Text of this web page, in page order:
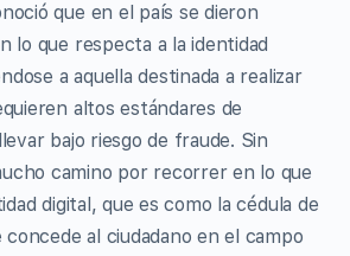
que en el país se dieron
lo que respecta a la identidad
a aquella destinada a realizar
altos estándares de
bajo riesgo de fraude. Sin
camino por recorrer en lo que
digital, que es como la cédula de
concede al ciudadano en el campo